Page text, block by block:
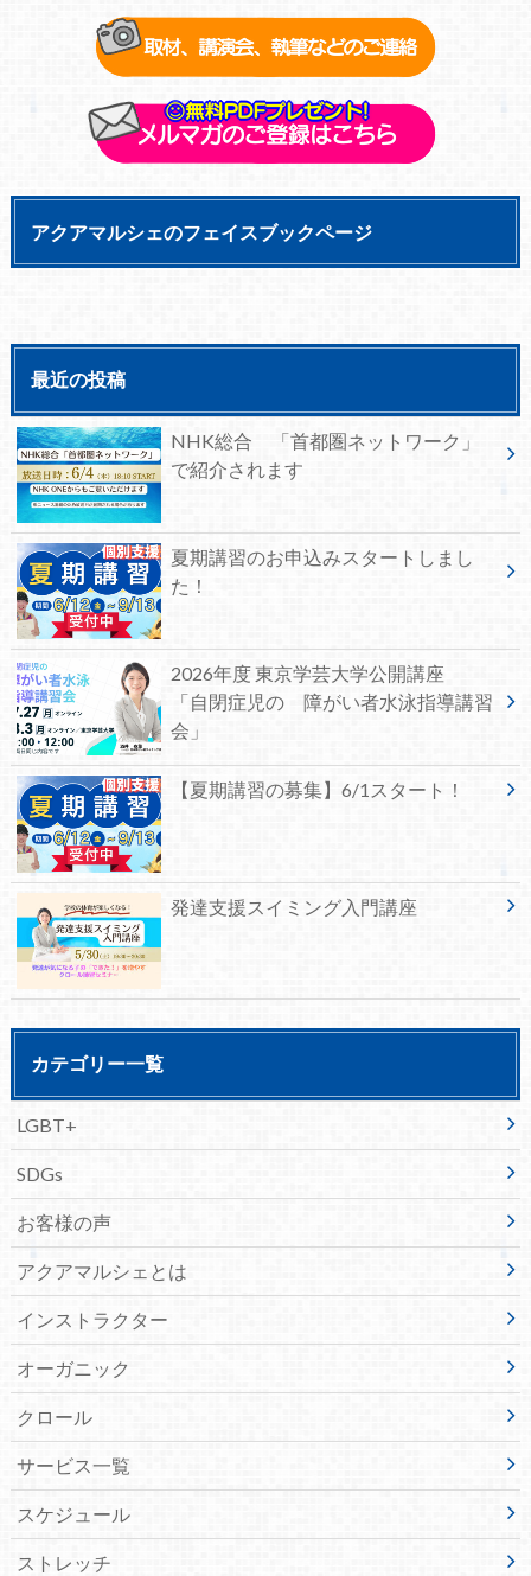
アクアマルシェのフェイスブックページ
最近の投稿
NHK総合 「首都圏ネットワーク」
で紹介されます
夏期講習のお申込みスタートしまし
た！
2026年度 東京学芸大学公開講座
「自閉症児の 障がい者水泳指導講習
会」
【夏期講習の募集】6/1スタート！
発達支援スイミング入門講座
カテゴリー一覧
LGBT+
SDGs
お客様の声
アクアマルシェとは
インストラクター
オーガニック
クロール
サービス一覧
スケジュール
ストレッチ